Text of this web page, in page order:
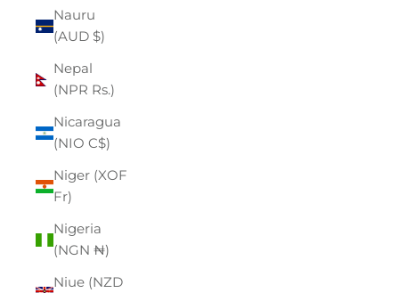
Nauru
(AUD $)
Nepal
(NPR Rs.)
Nicaragua
(NIO C$)
Niger (XOF
Fr)
Nigeria
(NGN ₦)
Niue (NZD